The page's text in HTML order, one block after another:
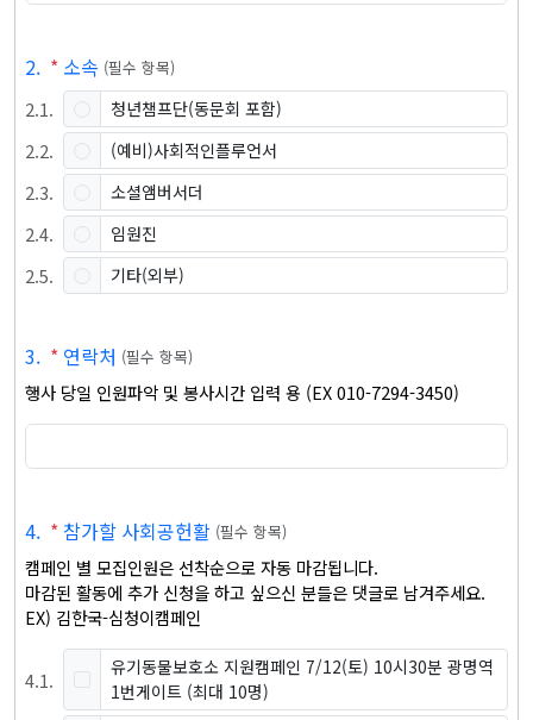
2. * 소속 (필수 항목)
2.1. 청년챔프단(동문회 포함)
2.2. (예비)사회적인플루언서
2.3. 소셜앰버서더
2.4. 임원진
2.5. 기타(외부)
3. * 연락처 (필수 항목)
행사 당일 인원파악 및 봉사시간 입력 용 (EX 010-7294-3450)
4. * 참가할 사회공헌활 (필수 항목)
캠페인 별 모집인원은 선착순으로 자동 마감됩니다.
마감된 활동에 추가 신청을 하고 싶으신 분들은 댓글로 남겨주세요.
EX) 김한국-심청이캠페인
4.1.
유기동물보호소 지원캠페인 7/12(토) 10시30분 광명역
1번게이트 (최대 10명)